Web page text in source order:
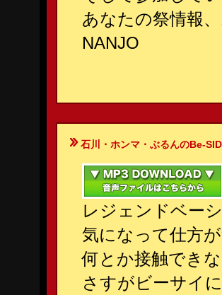
あなたの祭情報
NANJO
石川・ホンマ・ぶるんのBe-
レジェンドベー
気になって仕方
何とか接触でき
さすがビーサイ